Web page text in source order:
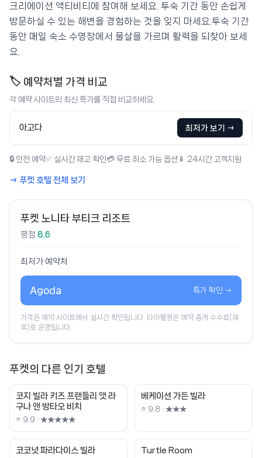
크리에이션 액티비티에 참여해 보세요. 투숙 기간 동안 손쉽게
방문하실 수 있는 해변을 경험하는 것을 잊지 마세요.투숙 기간
동안 매일 숙소 수영장에서 물살을 가르며 활력을 되찾아 보세
요.
🏷️ 예약처별 가격 비교
각 예약 사이트의 최신 특가를 직접 비교하세요.
아고다 최저가 보기 →
🔒 안전 예약✅ 실시간 재고 확인 💳 무료 취소 가능 옵션 📱 24시간 고객지원
→ 푸켓 호텔 전체 보기
푸켓 노니타 부티크 리조트
평점 8.6
최저가 예약처
Agoda 특가 확인 →
가격은 예약 사이트에서 실시간 확인됩니다. 타이웰컴은 예약 중개 수수료(제
휴)로 운영됩니다.
푸켓의 다른 인기 호텔
코지 빌라 키즈 프랜들리 앳 라
구나 앤 방타오 비치
⭐ 9.9 · ★★★★★
베케이션 가든 빌라
⭐ 9.8 · ★★★
코코넛 파라다이스 빌라 Turtle Room